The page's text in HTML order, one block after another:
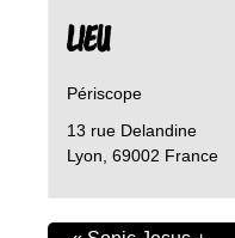
LIEU
Périscope
13 rue Delandine
Lyon 69002 France